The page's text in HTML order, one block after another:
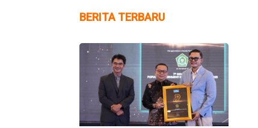
BERITA TERBARU